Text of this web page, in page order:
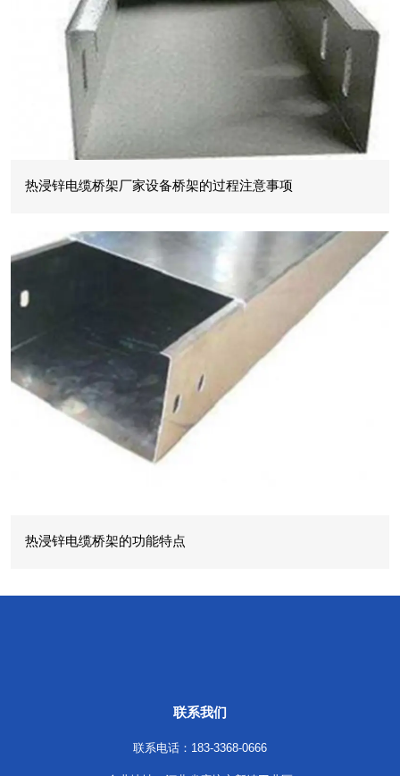
热浸锌电缆桥架厂家设备桥架的过程注意事项
热浸锌电缆桥架的功能特点
联系我们
联系电话：183-3368-0666